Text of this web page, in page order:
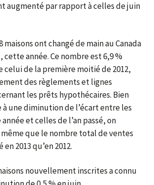
augmenté par rapport à celles de juin
maisons ont changé de main au Canada
cette année. Ce nombre est 6,9 %
celui de la première moitié de 2012,
des règlements et lignes
les prêts hypothécaires. Bien
à une diminution de l’écart entre les
et celles de l’an passé, on
que le nombre total de ventes
2013 qu’en 2012.
nouvellement inscrites a connu